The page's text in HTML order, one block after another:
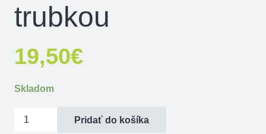
trubkou
19,50€
Skladom
množstvo
Pridať do košíka